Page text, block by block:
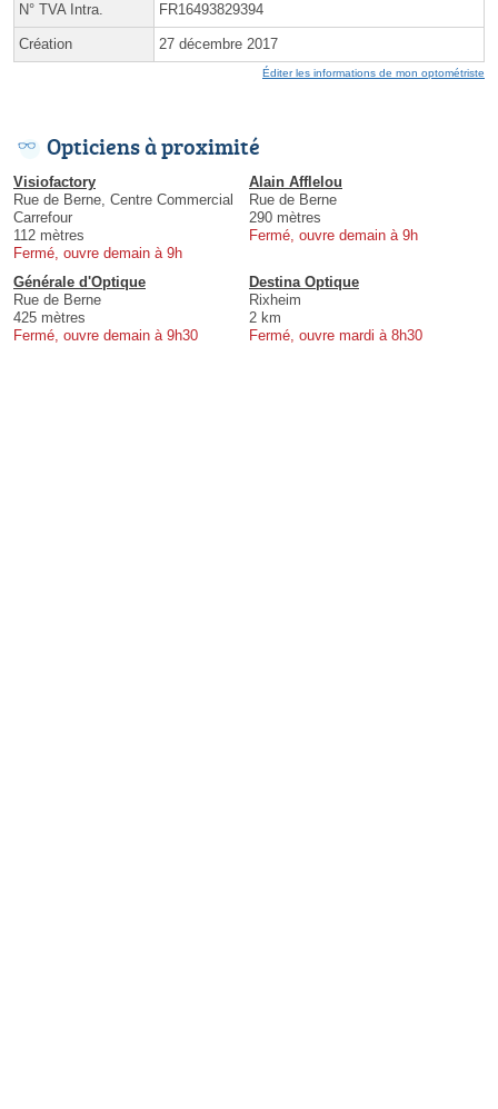
N° TVA Intra. FR16493829394
Création 27 décembre 2017
Éditer les informations de mon optométriste
Opticiens à proximité
Visiofactory
Rue de Berne, Centre Commercial
Carrefour
112 mètres
Fermé, ouvre demain à 9h
Alain Afflelou
Rue de Berne
290 mètres
Fermé, ouvre demain à 9h
Générale d'Optique
Rue de Berne
425 mètres
Fermé, ouvre demain à 9h30
Destina Optique
Rixheim
2 km
Fermé, ouvre mardi à 8h30